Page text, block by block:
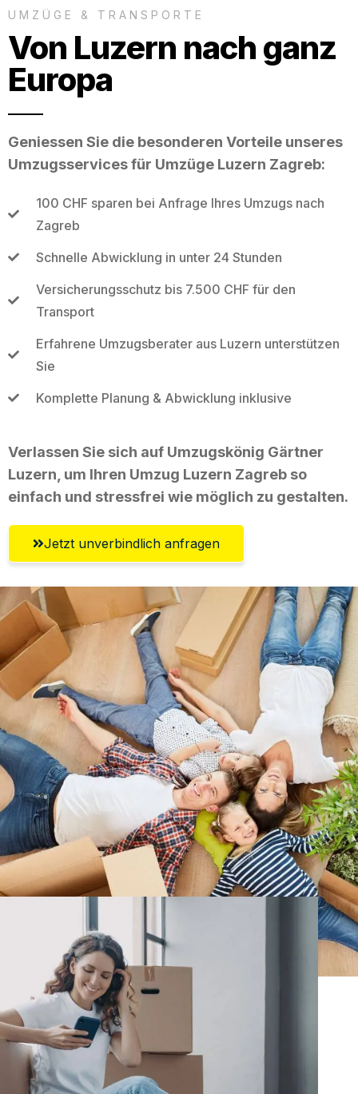
UMZÜGE & TRANSPORTE
Von Luzern nach ganz
Europa
Geniessen Sie die besonderen Vorteile unseres
Umzugsservices für Umzüge Luzern Zagreb:
100 CHF sparen bei Anfrage Ihres Umzugs nach
Zagreb
Schnelle Abwicklung in unter 24 Stunden
Versicherungsschutz bis 7.500 CHF für den
Transport
Erfahrene Umzugsberater aus Luzern unterstützen
Sie
Komplette Planung & Abwicklung inklusive
Verlassen Sie sich auf Umzugskönig Gärtner
Luzern, um Ihren Umzug Luzern Zagreb so
einfach und stressfrei wie möglich zu gestalten.
Jetzt unverbindlich anfragen